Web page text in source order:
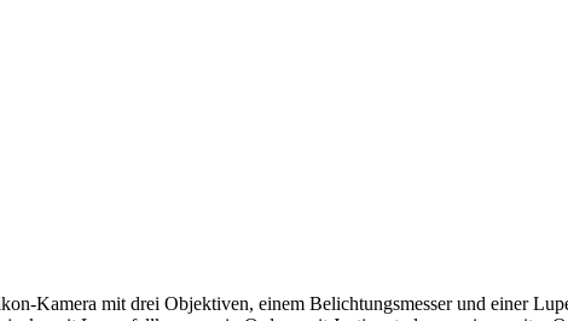
mit drei Objektiven, einem Belichtungsmesser und einer Lupe